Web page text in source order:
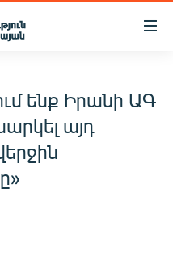
ենք Իրանի ԱԳ
այդ